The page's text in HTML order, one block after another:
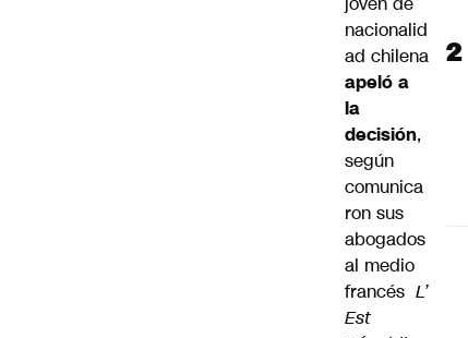
nacionalid
ad chilena
apeló a
la
decisión,
según
comunica
ron sus
abogados
al medio
francés L’
Est